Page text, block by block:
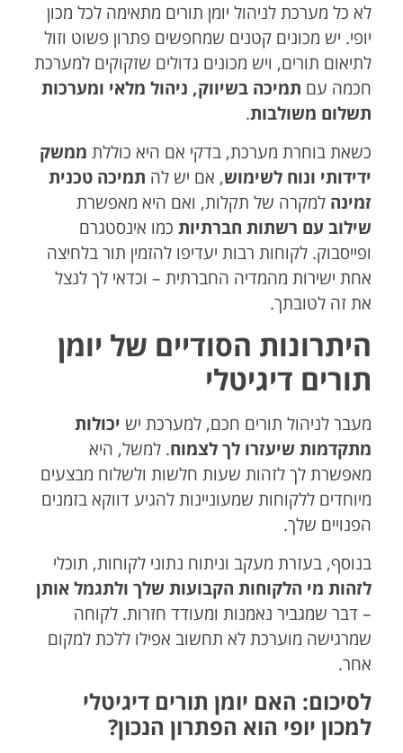
לא כל מערכת לניהול יומן תורים מתאימה לכל מכון
יופי. יש מכונים קטנים שמחפשים פתרון פשוט וזול
לתיאום תורים, ויש מכונים גדולים שזקוקים למערכת
חכמה עם תמיכה בשיווק, ניהול מלאי ומערכות
תשלום משולבות.
כשאת בוחרת מערכת, בדקי אם היא כוללת ממשק
ידידותי ונוח לשימוש, אם יש לה תמיכה טכנית
זמינה למקרה של תקלות, ואם היא מאפשרת
שילוב עם רשתות חברתיות כמו אינסטגרם
ופייסבוק. לקוחות רבות יעדיפו להזמין תור בלחיצה
אחת ישירות מהמדיה החברתית – וכדאי לך לנצל
את זה לטובתך.
היתרונות הסודיים של יומן
תורים דיגיטלי
מעבר לניהול תורים חכם, למערכת יש יכולות
מתקדמות שיעזרו לך לצמוח. למשל, היא
מאפשרת לך לזהות שעות חלשות ולשלוח מבצעים
מיוחדים ללקוחות שמעוניינות להגיע דווקא בזמנים
הפנויים שלך.
בנוסף, בעזרת מעקב וניתוח נתוני לקוחות, תוכלי
לזהות מי הלקוחות הקבועות שלך ולתגמל אותן
– דבר שמגביר נאמנות ומעודד חזרות. לקוחה
שמרגישה מוערכת לא תחשוב אפילו ללכת למקום
אחר.
לסיכום: האם יומן תורים דיגיטלי
למכון יופי הוא הפתרון הנכון?